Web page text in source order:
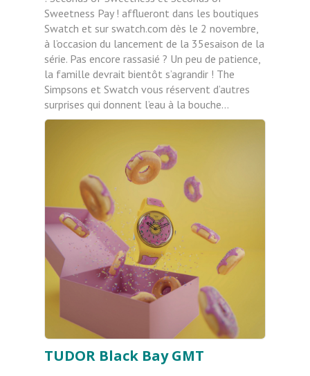
Sweetness Pay ! afflueront dans les boutiques
Swatch et sur swatch.com dès le 2 novembre,
à l’occasion du lancement de la 35esaison de la
série. Pas encore rassasié ? Un peu de patience,
la famille devrait bientôt s’agrandir ! The
Simpsons et Swatch vous réservent d’autres
surprises qui donnent l’eau à la bouche...
TUDOR Black Bay GMT